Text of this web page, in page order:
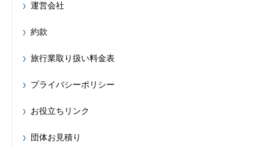
運営会社
約款
旅行業取り扱い料金表
プライバシーポリシー
お役立ちリンク
団体お見積り